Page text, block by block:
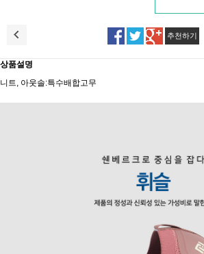
추천하기
상품설명
니트, 아웃솔:특수배합고무